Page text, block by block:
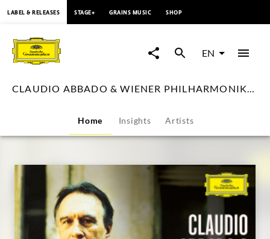
CLAUDIO
ABBADO
&
PHILHARMONIKER
English
LABEL & RELEASES STAGE+ GRAINS MUSIC SHOP
EN
CLAUDIO ABBADO & WIENER PHILHARMONIKER - English
Home Insights Artists